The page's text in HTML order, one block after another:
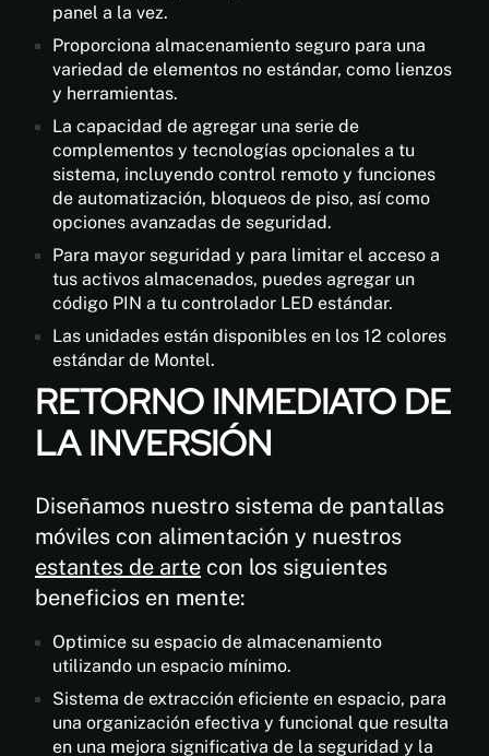
panel a la vez.
Proporciona almacenamiento seguro para una
variedad de elementos no estándar, como lienzos
y herramientas.
La capacidad de agregar una serie de
complementos y tecnologías opcionales a tu
sistema, incluyendo control remoto y funciones
de automatización, bloqueos de piso, así como
opciones avanzadas de seguridad.
Para mayor seguridad y para limitar el acceso a
tus activos almacenados, puedes agregar un
código PIN a tu controlador LED estándar.
Las unidades están disponibles en los 12 colores
estándar de Montel.
RETORNO INMEDIATO DE
LA INVERSIÓN
Diseñamos nuestro sistema de pantallas
móviles con alimentación y nuestros
estantes de arte con los siguientes
beneficios en mente:
Optimice su espacio de almacenamiento
utilizando un espacio mínimo.
Sistema de extracción eficiente en espacio, para
una organización efectiva y funcional que resulta
en una mejora significativa de la seguridad y la